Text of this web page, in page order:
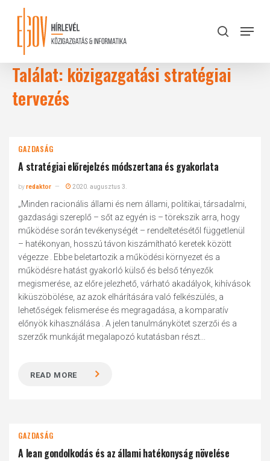
content
search
Menu
Találat: közigazgatási stratégiai
tervezés
GAZDASÁG
A stratégiai előrejelzés módszertana és gyakorlata
byredaktor 2020. augusztus 3.
„Minden racionális állami és nem állami, politikai, társadalmi,
gazdasági szereplő – sőt az egyén is – törekszik arra, hogy
működése során tevékenységét – rendeltetésétől függetlenül
– hatékonyan, hosszú távon kiszámítható keretek között
végezze . Ebbe beletartozik a működési környezet és a
működésre hatást gyakorló külső és belső tényezők
megismerése, az előre jelezhető, várható akadályok, kihívások
kiküszöbölése, az azok elhárítására való felkészülés, a
lehetőségek felismerése és megragadása, a komparatív
előnyök kihasználása . A jelen tanulmánykötet szerzői és a
szerzők munkáját megalapozó kutatásban részt...
READ MORE
GAZDASÁG
A lean gondolkodás és az állami hatékonyság növelése
Close